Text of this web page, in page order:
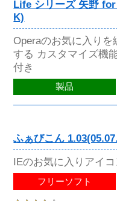
Life シリーズ 矢野
K)
Operaのお気に入り
する カスタマイズ機
付き
製品
ふぁびこん
IEのお気に入りアイ
フリーソフト